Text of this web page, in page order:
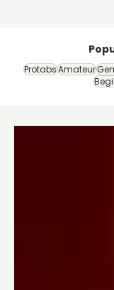
ProtabsAmateur